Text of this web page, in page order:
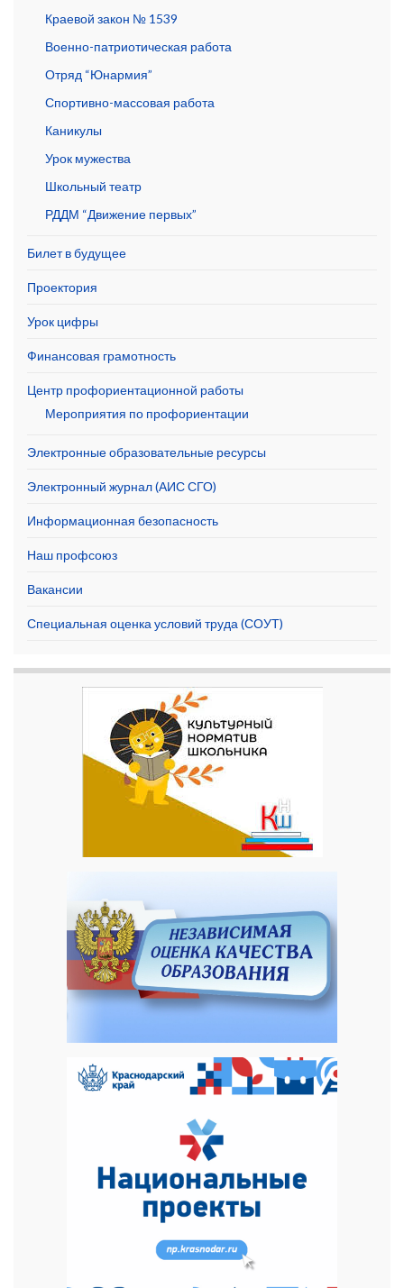
Краевой закон № 1539
Военно-патриотическая работа
Отряд “Юнармия”
Спортивно-массовая работа
Каникулы
Урок мужества
Школьный театр
РДДМ “Движение первых”
Билет в будущее
Проектория
Урок цифры
Финансовая грамотность
Центр профориентационной работы
Мероприятия по профориентации
Электронные образовательные ресурсы
Электронный журнал (АИС СГО)
Информационная безопасность
Наш профсоюз
Вакансии
Специальная оценка условий труда (СОУТ)